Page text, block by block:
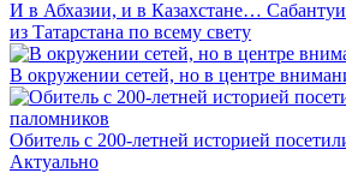
И в Абхазии, и в Казахстане… Сабантуи
из Татарстана по всему свету
В окружении сетей, но в центре
Обитель с 200-летней историей
Актуально